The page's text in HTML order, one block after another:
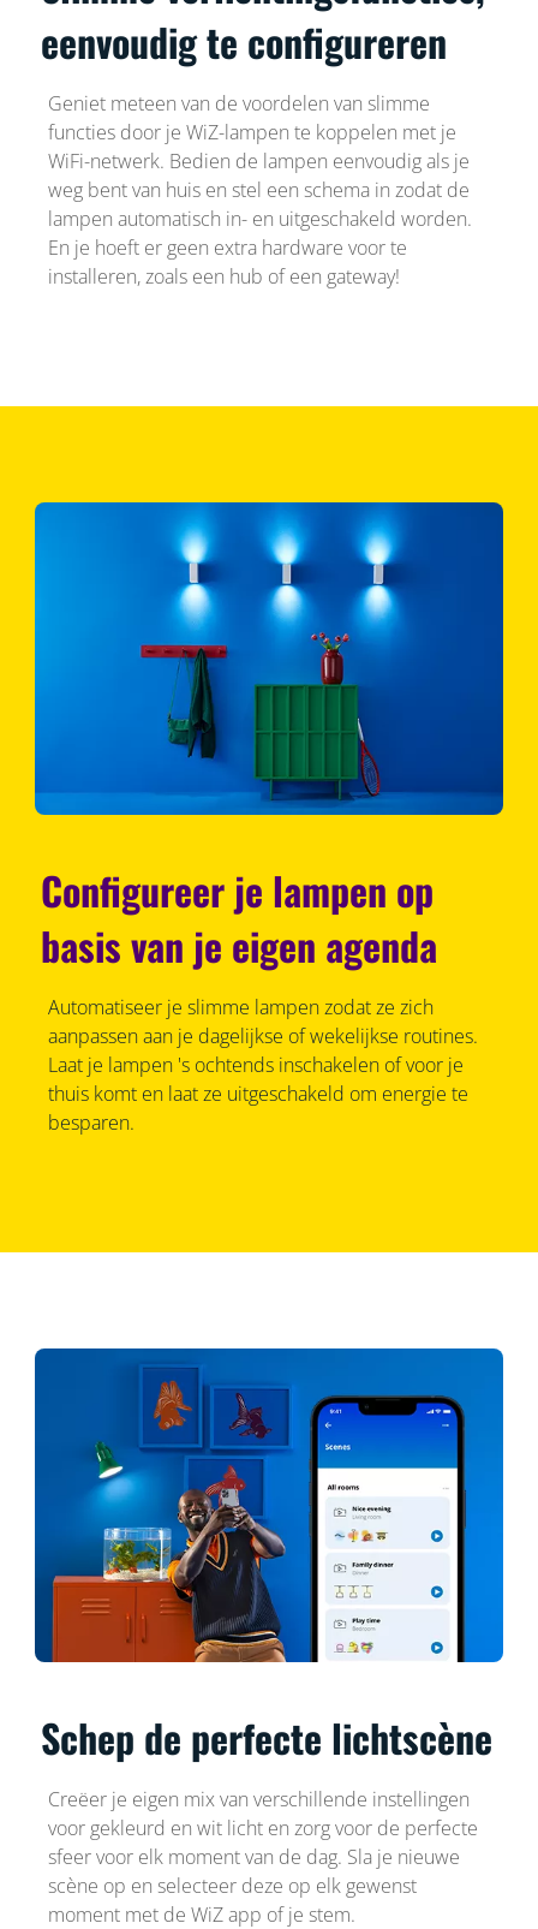
eenvoudig te configureren
Geniet meteen van de voordelen van slimme
functies door je WiZ-lampen te koppelen met je
WiFi-netwerk. Bedien de lampen eenvoudig als je
weg bent van huis en stel een schema in zodat de
lampen automatisch in- en uitgeschakeld worden.
En je hoeft er geen extra hardware voor te
installeren, zoals een hub of een gateway!
Configureer je lampen op
basis van je eigen agenda
Automatiseer je slimme lampen zodat ze zich
aanpassen aan je dagelijkse of wekelijkse routines.
Laat je lampen 's ochtends inschakelen of voor je
thuis komt en laat ze uitgeschakeld om energie te
besparen.
Schep de perfecte lichtscène
Creëer je eigen mix van verschillende instellingen
voor gekleurd en wit licht en zorg voor de perfecte
sfeer voor elk moment van de dag. Sla je nieuwe
scène op en selecteer deze op elk gewenst
moment met de WiZ app of je stem.